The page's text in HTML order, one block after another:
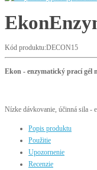
Ekon
Kód produktu:DECON15
Ekon - enzymatický prací gél
Nízke dávkovanie, účinná sila -
Popis produktu
Použitie
Upozornenie
Recenzie